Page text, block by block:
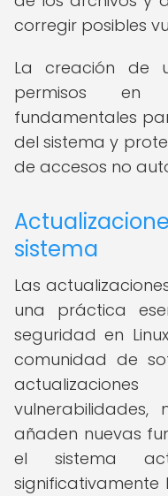
corregir posibles
La creación de
permisos en
fundamentales
del sistema y
de accesos no
sistema
Las
una práctica
seguridad en
comunidad de
añaden nuevas
el sistema
significativamente